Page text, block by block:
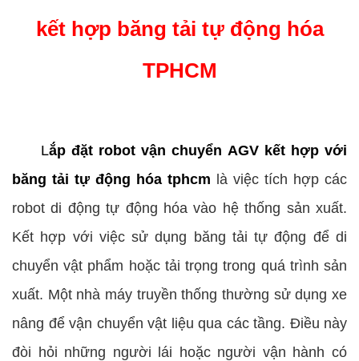
kết hợp băng tải tự động hóa
TPHCM
Lắp đặt robot vận chuyển AGV kết hợp với
băng tải tự động hóa tphcm là việc tích hợp các
robot di động tự động hóa vào hệ thống sản xuất.
Kết hợp với việc sử dụng băng tải tự động để di
chuyển vật phẩm hoặc tải trọng trong quá trình sản
xuất. Một nhà máy truyền thống thường sử dụng xe
nâng để vận chuyển vật liệu qua các tầng. Điều này
đòi hỏi những người lái hoặc người vận hành có